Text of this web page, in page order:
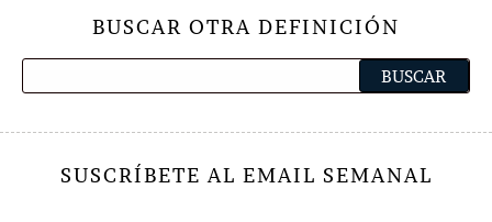
BUSCAR OTRA DEFINICIÓN
SUSCRÍBETE AL EMAIL SEMANAL